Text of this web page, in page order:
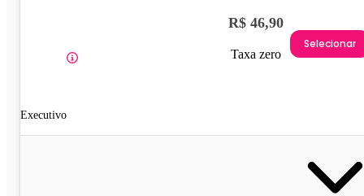
Executivo
R$ 46,90
Taxa zero
Selecionar